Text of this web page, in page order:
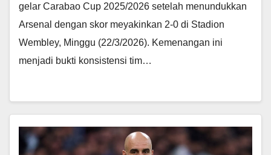
gelar Carabao Cup 2025/2026 setelah menundukkan
Arsenal dengan skor meyakinkan 2-0 di Stadion
Wembley, Minggu (22/3/2026). Kemenangan ini
menjadi bukti konsistensi tim…